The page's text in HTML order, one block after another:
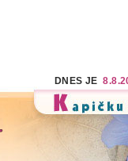
DNES JE